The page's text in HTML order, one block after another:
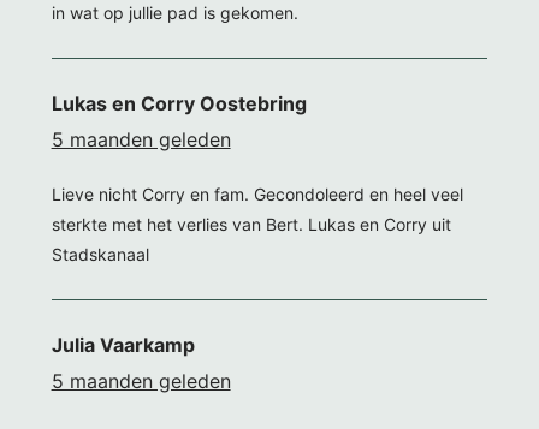
in wat op jullie pad is gekomen.
Lukas en Corry Oostebring
5 maanden geleden
Lieve nicht Corry en fam. Gecondoleerd en heel veel
sterkte met het verlies van Bert. Lukas en Corry uit
Stadskanaal
Julia Vaarkamp
5 maanden geleden